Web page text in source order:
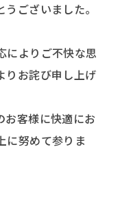
ございました。
によりご不快な思
りお詫び申し上げ
お客様に快適にお
に努めて参りま